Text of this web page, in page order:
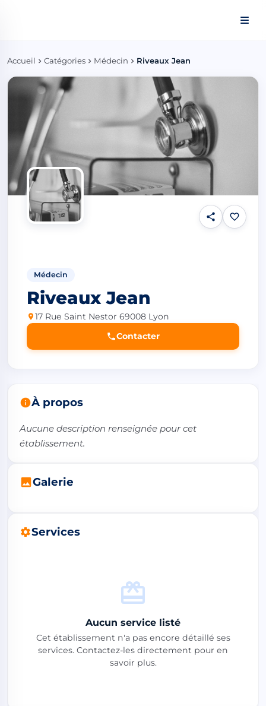
Accueil Catégories Médecin Riveaux Jean
Médecin
Riveaux Jean
17 Rue Saint Nestor 69008 Lyon
Contacter
À propos
Aucune description renseignée pour cet
établissement.
Galerie
Services
Aucun service listé
Cet établissement n'a pas encore détaillé ses
services. Contactez-les directement pour en
savoir plus.